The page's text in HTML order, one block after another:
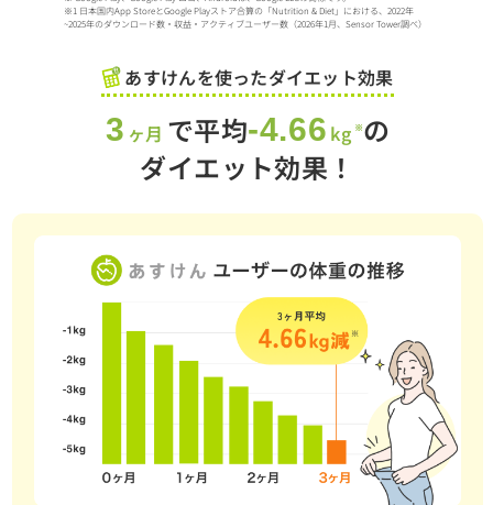
※1 日本国内App StoreとGoogle Playストア合算の「Nutrition & Diet」における、2022年
~2025年のダウンロード数・収益・アクティブユーザー数（2026年1月、Sensor Tower調べ）
あすけんを使ったダイエット効果
3 ヶ月 で平均-4.66 kg ※の
ダイエット効果！